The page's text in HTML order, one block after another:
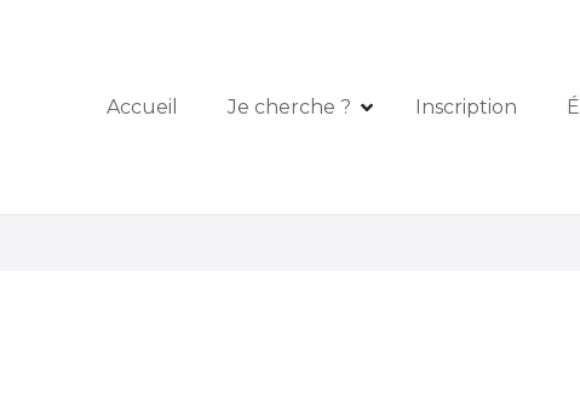
Accueil Je cherche ? Inscription